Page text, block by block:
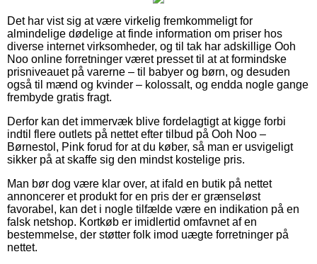
Det har vist sig at være virkelig fremkommeligt for
almindelige dødelige at finde information om priser hos
diverse internet virksomheder, og til tak har adskillige Ooh
Noo online forretninger været presset til at at formindske
prisniveauet på varerne – til babyer og børn, og desuden
også til mænd og kvinder – kolossalt, og endda nogle gange
frembyde gratis fragt.
Derfor kan det immervæk blive fordelagtigt at kigge forbi
indtil flere outlets på nettet efter tilbud på Ooh Noo –
Børnestol, Pink forud for at du køber, så man er usvigeligt
sikker på at skaffe sig den mindst kostelige pris.
Man bør dog være klar over, at ifald en butik på nettet
annoncerer et produkt for en pris der er grænseløst
favorabel, kan det i nogle tilfælde være en indikation på en
falsk netshop. Kortkøb er imidlertid omfavnet af en
bestemmelse, der støtter folk imod uægte forretninger på
nettet.